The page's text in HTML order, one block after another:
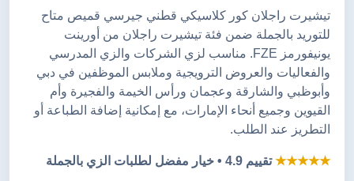
تيشيرت راجلان كور كلاسيكي قطني جيرسي قميص متاح
للتوريد بالجملة ضمن فئة تيشيرت راجلان من أورينت
يونيفورمز FZE. مناسب لزي الشركات والزي المدرسي
والفعاليات والعروض الترويجية وملابس الموظفين في دبي
وأبوظبي والشارقة وعجمان ورأس الخيمة والفجيرة وأم
القيوين وجميع أنحاء الإمارات، مع إمكانية إضافة الطباعة أو
التطريز عند الطلب.
★★★★★تقييم 4.9 • خيار مفضل لطلبات الزي بالجملة